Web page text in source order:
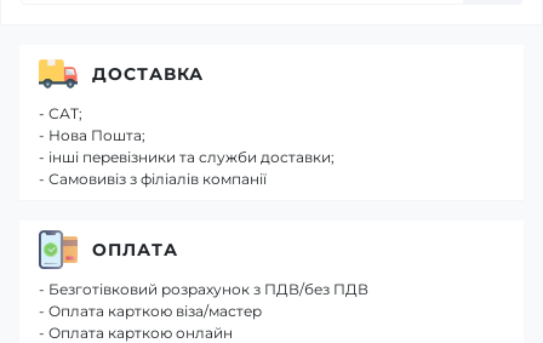
ДОСТАВКА
- САТ;
- Нова Пошта;
- інші перевізники та служби доставки;
- Самовивіз з філіалів компанії
ОПЛАТА
- Безготівковий розрахунок з ПДВ/без ПДВ
- Оплата карткою віза/мастер
- Оплата карткою онлайн